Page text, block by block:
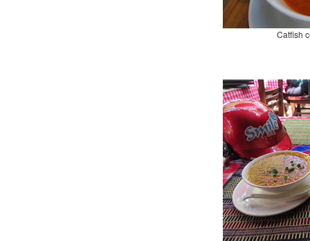
Catfish